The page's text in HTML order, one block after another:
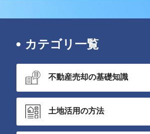
カテゴリ一覧
不動産売却の基礎知識
土地活用の方法